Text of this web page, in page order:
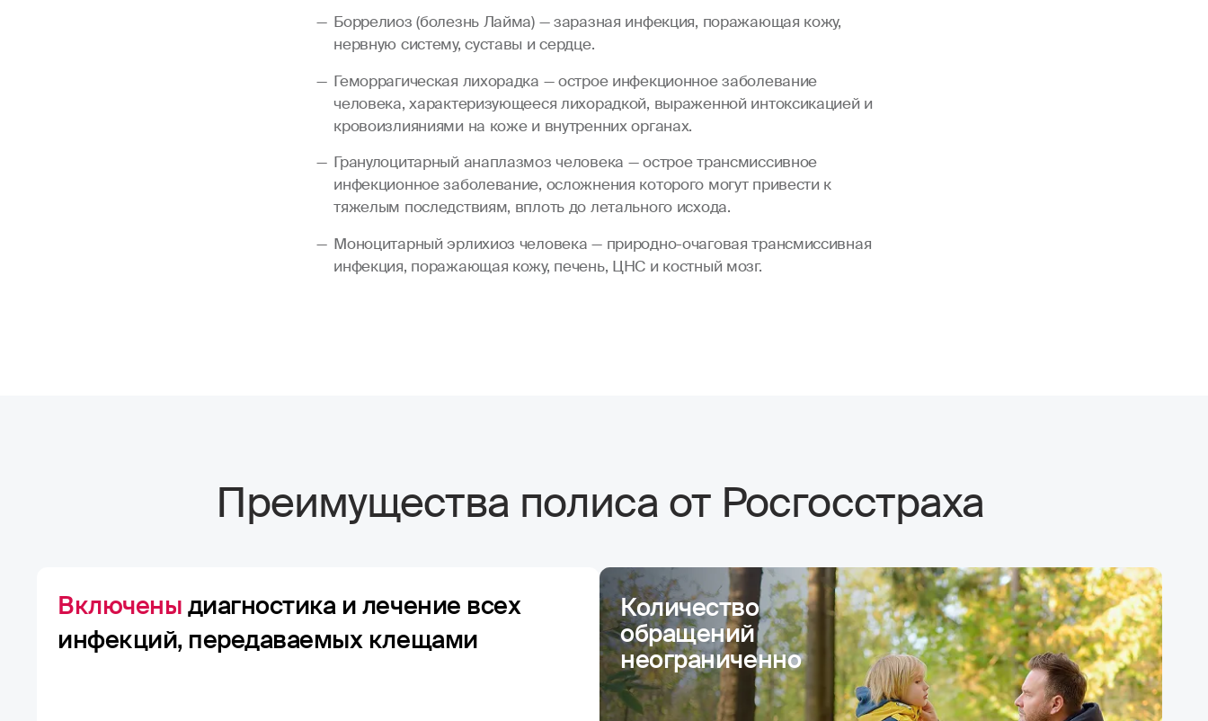
Боррелиоз (болезнь Лайма) — заразная инфекция, поражающая кожу,
нервную систему, суставы и сердце.
Геморрагическая лихорадка — острое инфекционное заболевание
человека, характеризующееся лихорадкой, выраженной интоксикацией и
кровоизлияниями на коже и внутренних органах.
Гранулоцитарный анаплазмоз человека — острое трансмиссивное
инфекционное заболевание, осложнения которого могут привести к
тяжелым последствиям, вплоть до летального исхода.
Моноцитарный эрлихиоз человека — природно-очаговая трансмиссивная
инфекция, поражающая кожу, печень, ЦНС и костный мозг.
Преимущества полиса от Росгосстраха
Включены диагностика и лечение всех
инфекций, передаваемых клещами
Количество
обращений
неограниченно